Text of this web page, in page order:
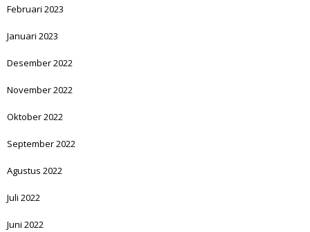
Februari 2023
Januari 2023
Desember 2022
November 2022
Oktober 2022
September 2022
Agustus 2022
Juli 2022
Juni 2022